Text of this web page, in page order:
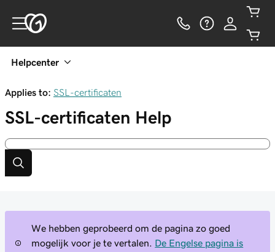
Helpcenter
Applies to: SSL-certificaten
SSL-certificaten Help
We hebben geprobeerd om de pagina zo goed
mogelijk voor je te vertalen.
De Engelse pagina is